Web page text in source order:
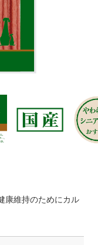
康維持のためにカル